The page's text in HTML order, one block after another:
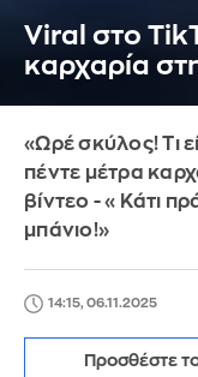
Viral στο
καρχαρία
«Ωρέ σκύλος! Τι
πέντε μέτρα
βίντεο - «Κάτι
μπάνιο!»
14:15, 06.11.2025
Προσθέστε